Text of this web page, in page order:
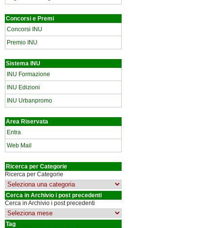
Concorsi e Premi
Concorsi INU
Premio INU
Sistema INU
INU Formazione
INU Edizioni
INU Urbanpromo
Area Riservata
Entra
Web Mail
Ricerca per Categorie
Ricerca per Categorie
Cerca in Archivio i post precedenti
Cerca in Archivio i post precedenti
Tag